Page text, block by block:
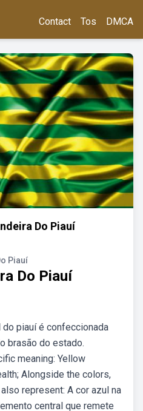
Contact Tos DMCA
Do Piauí
Piauí
Do Piauí
piauí é confeccionada
brasão do estado.
meaning: Yellow
Alongside the colors,
represent: A cor azul na
central que remete